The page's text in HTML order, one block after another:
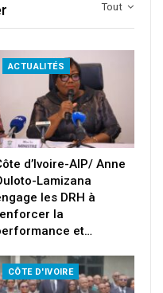
Tout
ACTUALITÉS
d’Ivoire-AIP/ Anne
Lamizana
les DRH à
la
et…
CÔTE D'IVOIRE